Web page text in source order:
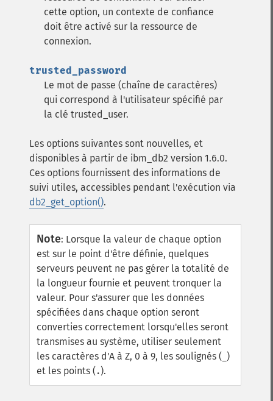
cette option, un contexte de confiance
doit être activé sur la ressource de
connexion.
trusted_password
Le mot de passe (chaîne de caractères)
qui correspond à l'utilisateur spécifié par
la clé trusted_user.
Les options suivantes sont nouvelles, et
disponibles à partir de ibm_db2 version 1.6.0.
Ces options fournissent des informations de
suivi utiles, accessibles pendant l'exécution via
db2_get_option().
Note: Lorsque la valeur de chaque option
est sur le point d'être définie, quelques
serveurs peuvent ne pas gérer la totalité de
la longueur fournie et peuvent tronquer la
valeur. Pour s'assurer que les données
spécifiées dans chaque option seront
converties correctement lorsqu'elles seront
transmises au système, utiliser seulement
les caractères d'A à Z, 0 à 9, les soulignés ( )
et les points (.).